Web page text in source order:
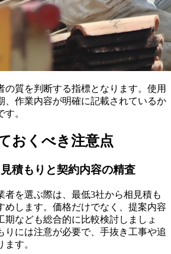
の質を判断する指標となります。使用
、作業内容が明確に記載されているか
。
おくべき注意点
積もりと契約内容の精査
者を選ぶ際は、最低3社から相見積も
めします。価格だけでなく、提案内容
期なども総合的に比較検討しましょ
りには注意が必要で、手抜き工事や追
す。